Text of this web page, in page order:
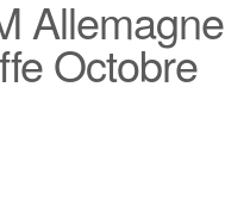
Allemagne
Octobre